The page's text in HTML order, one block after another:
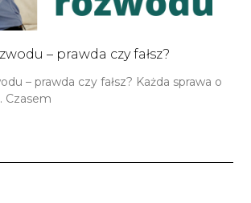
– prawda czy fałsz?
– prawda czy fałsz? Każda sprawa o
Czasem